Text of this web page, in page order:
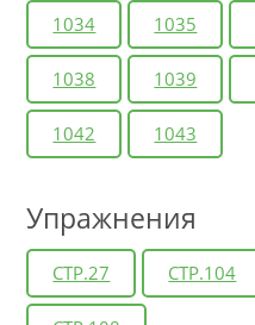
1034 1035
1038 1039
1042 1043
Упражнения
СТР.27 СТР.104